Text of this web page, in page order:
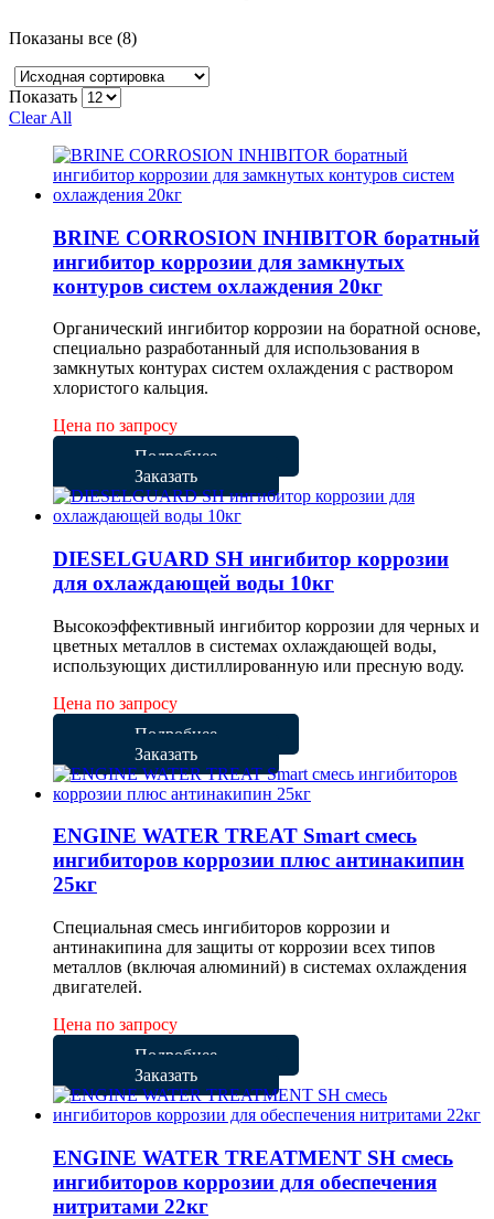
Показаны все (8)
Показать
Clear All
BRINE CORROSION INHIBITOR боратный
ингибитор коррозии для замкнутых
контуров систем охлаждения 20кг
Органический ингибитор коррозии на боратной основе,
специально разработанный для использования в
замкнутых контурах систем охлаждения с раствором
хлористого кальция.
Цена по запросу
Подробнее
Заказать
DIESELGUARD SH ингибитор коррозии
для охлаждающей воды 10кг
Высокоэффективный ингибитор коррозии для черных и
цветных металлов в системах охлаждающей воды,
использующих дистиллированную или пресную воду.
Цена по запросу
Подробнее
Заказать
ENGINE WATER TREAT Smart смесь
ингибиторов коррозии плюс антинакипин
25кг
Специальная смесь ингибиторов коррозии и
антинакипина для защиты от коррозии всех типов
металлов (включая алюминий) в системах охлаждения
двигателей.
Цена по запросу
Подробнее
Заказать
ENGINE WATER TREATMENT SH смесь
ингибиторов коррозии для обеспечения
нитритами 22кг